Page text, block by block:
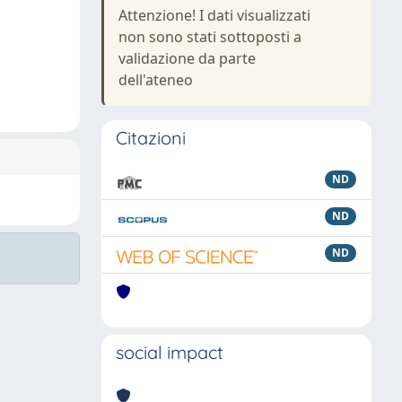
Attenzione! I dati visualizzati
non sono stati sottoposti a
validazione da parte
dell'ateneo
Citazioni
ND
ND
ND
social impact